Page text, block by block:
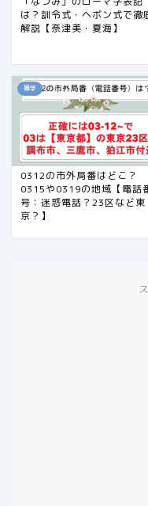
は？訓令式・ヘボン式で徹
解説【奈津美・夏海】
雑学
0312の市外局番はどこ？
0315や0319の地域【電話
号：迷惑電話？23区など東
京？】